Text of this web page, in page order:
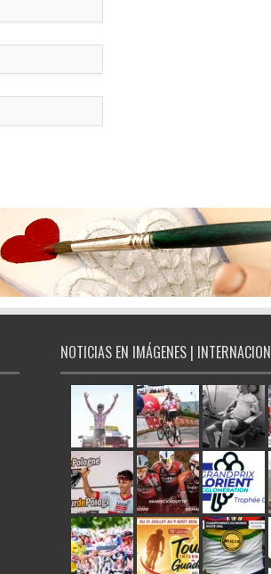
NOTICIAS EN IMÁGENES |